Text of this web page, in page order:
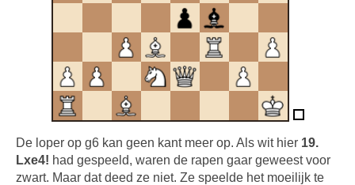
De loper op g6 kan geen kant meer op. Als wit hier 19.
Lxe4! had gespeeld, waren de rapen gaar geweest voor
zwart. Maar dat deed ze niet. Ze speelde het moeilijk te